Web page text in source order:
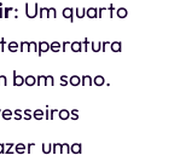
: Um quarto
bom sono.
uma